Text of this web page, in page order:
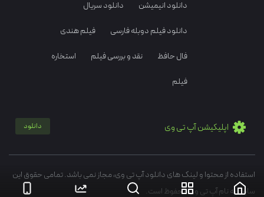
دانلود انیمیشن دانلود سریال
دانلود فیلم دوبله فارسی فیلم هندی
فال حافظ نقد و بررسی فیلم استخاره
فیلم
اپلیکیشن آپ تی وی دانلود
استفاده از محتوا و لینک های دانلود آپ تی وی، مجاز نمی باشد. تمامی حقوق این
سایت به نام آپ تی وی محفوظ است.